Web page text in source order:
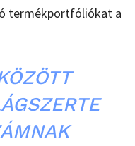
termékportfóliókat a